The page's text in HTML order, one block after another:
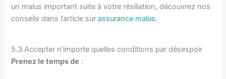
un malus important suite à votre résiliation, découvrez nos
conseils dans l’article surassurance malus.
5.3 Accepter n’importe quelles conditions par désespoir
Prenez le temps de :